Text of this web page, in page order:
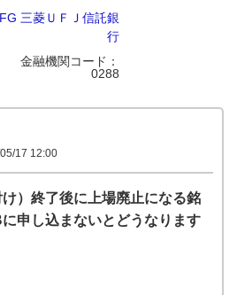
17 12:00
）終了後に上場廃止になる銘
申し込まないとどうなります